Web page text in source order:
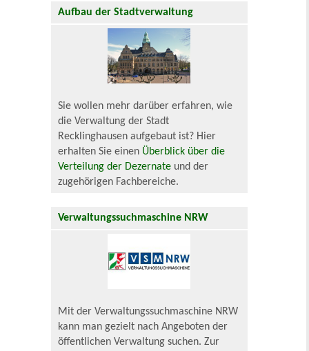
Aufbau der Stadtverwaltung
Sie wollen mehr darüber erfahren, wie
die Verwaltung der Stadt
Recklinghausen aufgebaut ist? Hier
erhalten Sie einen Überblick über die
Verteilung der Dezernate und der
zugehörigen Fachbereiche.
Verwaltungssuchmaschine NRW
Mit der Verwaltungssuchmaschine NRW
kann man gezielt nach Angeboten der
öffentlichen Verwaltung suchen. Zur